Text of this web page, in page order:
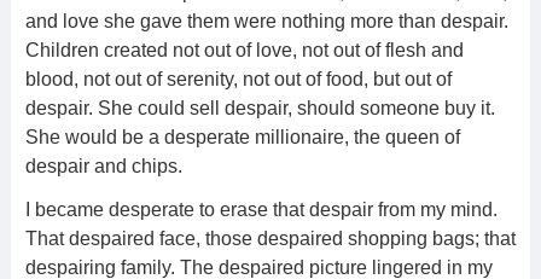
and love she gave them were nothing more than despair.
Children created not out of love, not out of flesh and
blood, not out of serenity, not out of food, but out of
despair. She could sell despair, should someone buy it.
She would be a desperate millionaire, the queen of
despair and chips.
I became desperate to erase that despair from my mind.
That despaired face, those despaired shopping bags; that
despairing family. The despaired picture lingered in my